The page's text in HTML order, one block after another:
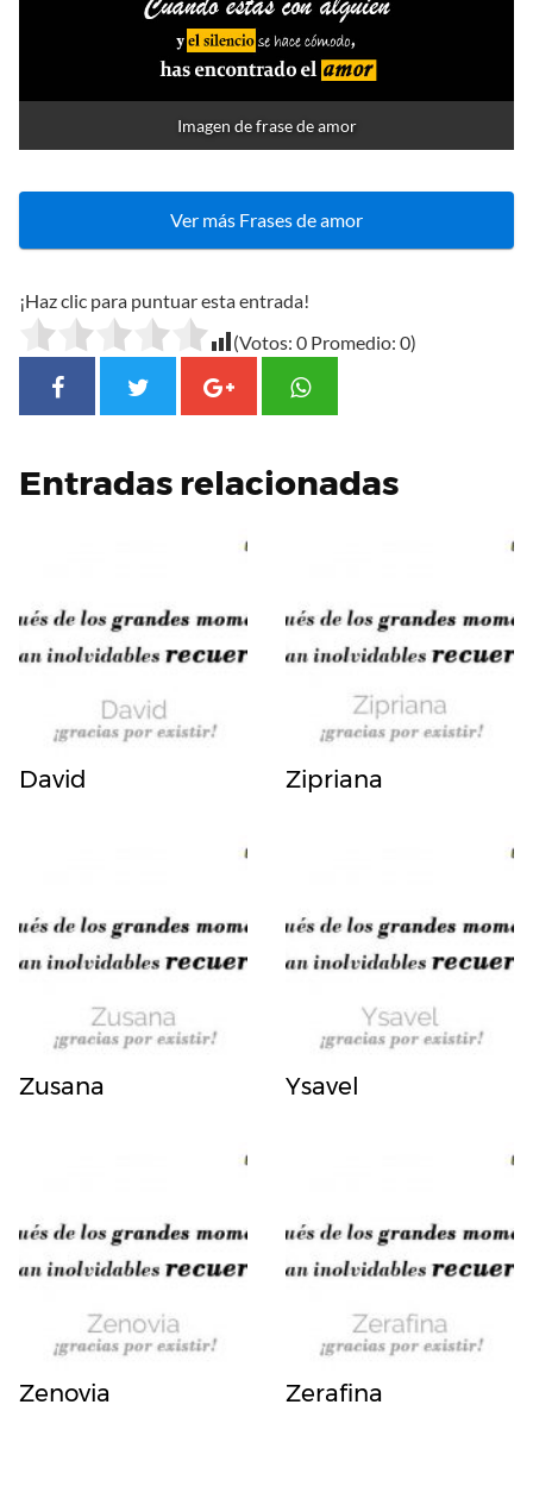
Imagen de frase de amor
Ver más Frases de amor
¡Haz clic para puntuar esta entrada!
(Votos: 0 Promedio: 0)
Entradas relacionadas
David Zipriana
Zusana Ysavel
Zenovia Zerafina